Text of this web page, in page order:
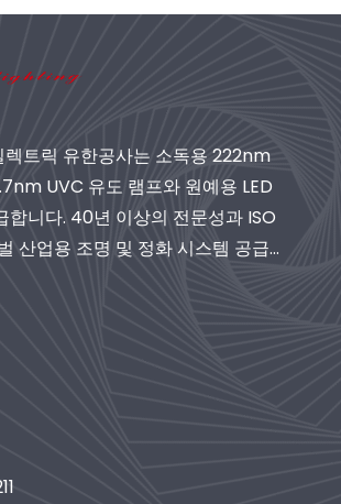
렉트릭 유한공사는 소독용 222nm
UVC 유도 램프와 원예용 LED
합니다. 40년 이상의 전문성과 ISO
산업용 조명 및 정화 시스템 공급